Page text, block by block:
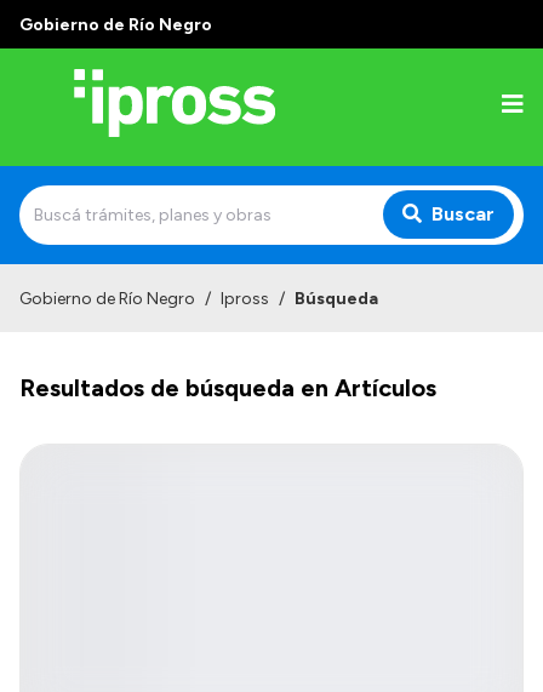
Gobierno de Río Negro
Buscar
¿Qué es IPROSS?
Autoridades
Gobierno de Río Negro / Ipross / Búsqueda
Resultados de búsqueda en Artículos